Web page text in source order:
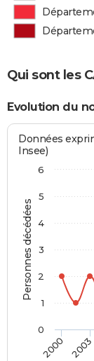
Qui sont les
Evolution du
Personnes décédées
Données
Insee)
2000 2003
0
1
2
3
4
5
6